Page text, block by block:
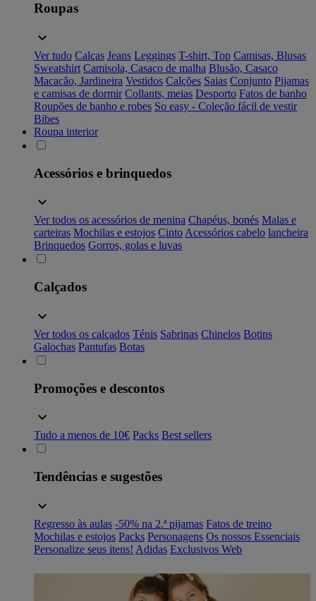
Roupas
Ver tudo Calças Jeans Leggings T-shirt, Top Camisas, Blusas
Sweatshirt Camisola, Casaco de malha Blusão, Casaco
Macacão, Jardineira Vestidos Calções Saias Conjunto Pijamas
e camisas de dormir Collants, meias Desporto Fatos de banho
Roupões de banho e robes So easy - Coleção fácil de vestir
Bibes
Roupa interior
Acessórios e brinquedos
Ver todos os acessórios de menina Chapéus, bonés Malas e
carteiras Mochilas e estojos Cinto Acessórios cabelo lancheira
Brinquedos Gorros, golas e luvas
Calçados
Ver todos os calçados Ténis Sabrinas Chinelos Botins
Galochas Pantufas Botas
Promoções e descontos
Tudo a menos de 10€ Packs Best sellers
Tendências e sugestões
Regresso às aulas -50% na 2.ª pijamas Fatos de treino
Mochilas e estojos Packs Personagens Os nossos Essenciais
Personalize seus itens! Adidas Exclusivos Web